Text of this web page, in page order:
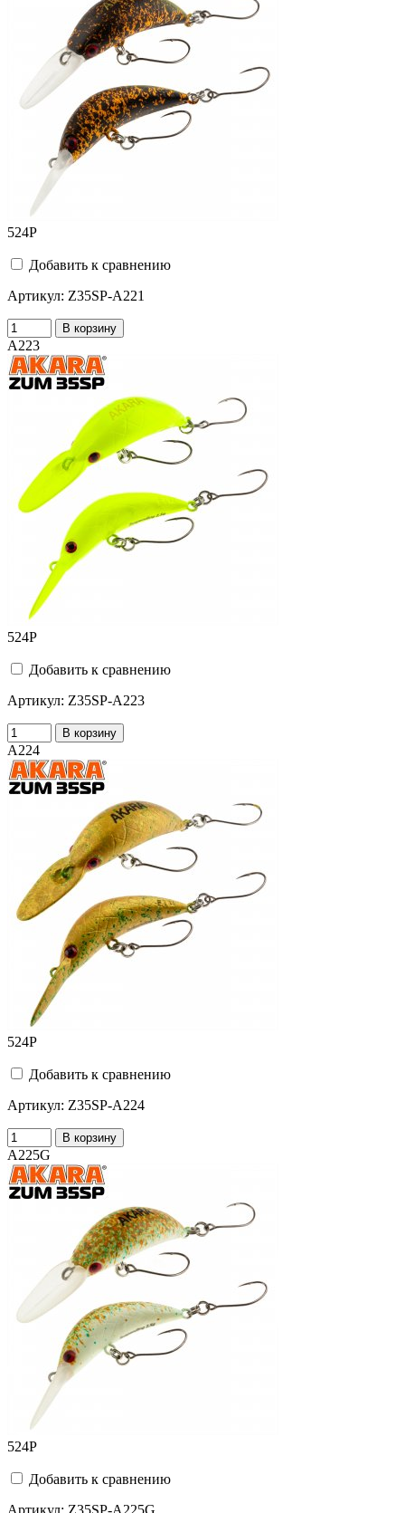
524Р
Добавить к сравнению
Артикул: Z35SP-A221
В корзину
A223
524Р
Добавить к сравнению
Артикул: Z35SP-A223
В корзину
A224
524Р
Добавить к сравнению
Артикул: Z35SP-A224
В корзину
A225G
524Р
Добавить к сравнению